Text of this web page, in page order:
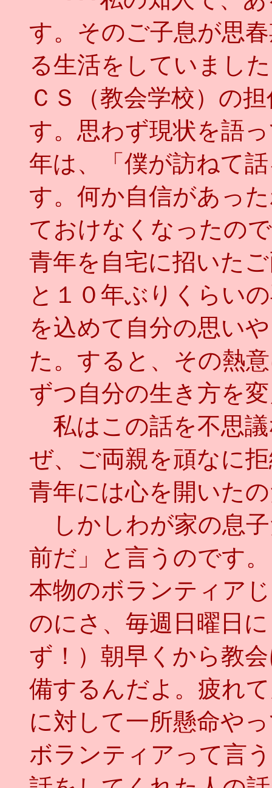
す。そのご子息が思
る生活をしていまし
ＣＳ（教会学校）の
す。思わず現状を語
年は、「僕が訪ねて
す。何か自信があっ
ておけなくなったの
青年を自宅に招いた
と１０年ぶりくらい
を込めて自分の思い
た。すると、その熱
ずつ自分の生き方を
私はこの話を不思
ぜ、ご両親を頑なに
青年には心を開いた
しかしわが家の息
前だ」と言うのです
本物のボランティア
のにさ、毎週日曜日
ず！）朝早くから教
備するんだよ。疲れ
に対して一所懸命や
ボランティアって言